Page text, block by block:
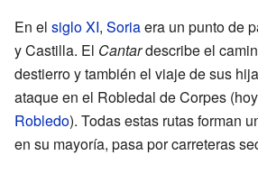
En el siglo XI, Soriaera un punto de
y Castilla. El Cantardescribe el
destierro y también el viaje de sus
ataque en el Robledal de Corpes (hoy
Robledo). Todas estas rutas forman
en su mayoría, pasa por carreteras